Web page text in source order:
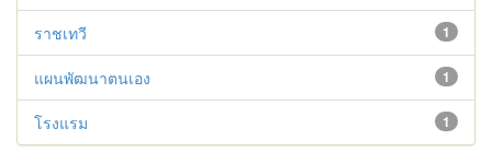
1
ราชเทวี
1
แผนพัฒนาตนเอง
1
โรงแรม